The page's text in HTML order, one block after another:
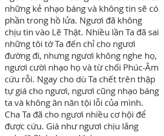
những kẻ nhạo báng và không tin sẽ có
phần trong hồ lửa. Ngươi đã không
chịu tin vào Lẽ Thật. Nhiều lần Ta đã sai
những tôi tớ Ta đến chỉ cho ngươi
đường đi, nhưng ngươi không nghe họ,
ngươi cười nhạo họ và từ chối Phúc-Âm
cứu rỗi. Ngay cho dù Ta chết trên thập
tự giá cho ngươi, ngươi cũng nhạo báng
ta và không ăn năn tội lỗi của mình.
Cha Ta đã cho ngươi nhiều cơ hội để
được cứu. Giá như ngươi chịu lắng